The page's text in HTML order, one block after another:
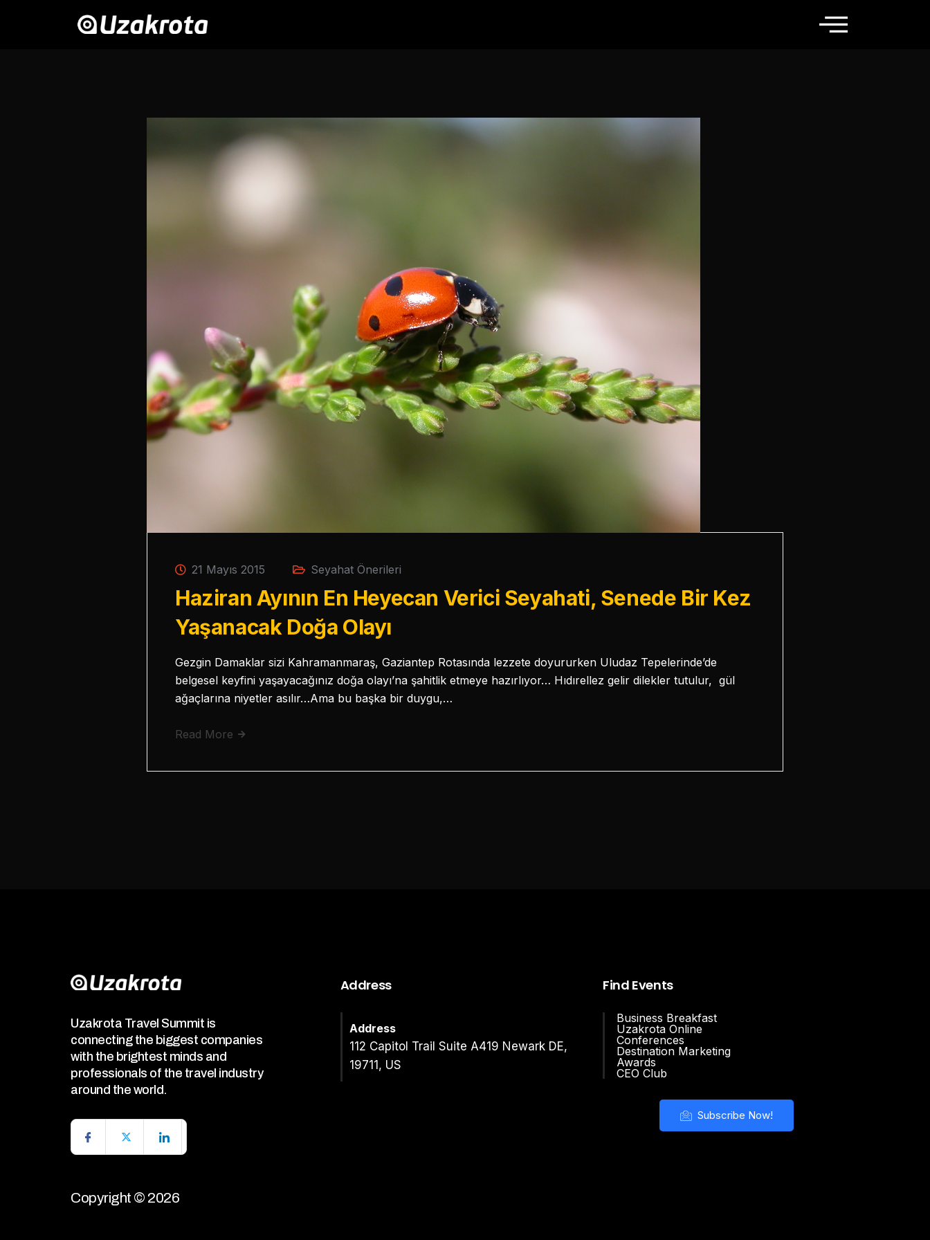
21 Mayıs 2015 Seyahat Önerileri
Haziran Ayının En Heyecan Verici Seyahati, Senede Bir Kez
Yaşanacak Doğa Olayı
Gezgin Damaklar sizi Kahramanmaraş, Gaziantep Rotasında lezzete doyururken Uludaz Tepelerinde’de
belgesel keyfini yaşayacağınız doğa olayı’na şahitlik etmeye hazırlıyor… Hıdırellez gelir dilekler tutulur, gül
ağaçlarına niyetler asılır…Ama bu başka bir duygu,…
Read More
Uzakrota Travel Summit is
connecting the biggest companies
with the brightest minds and
professionals of the travel industry
around the world.
Copyright © 2026
Address
Address
112 Capitol Trail Suite A419 Newark DE,
19711, US
Find Events
Business Breakfast
Uzakrota Online
Conferences
Destination Marketing
Awards
CEO Club
Subscribe Now!